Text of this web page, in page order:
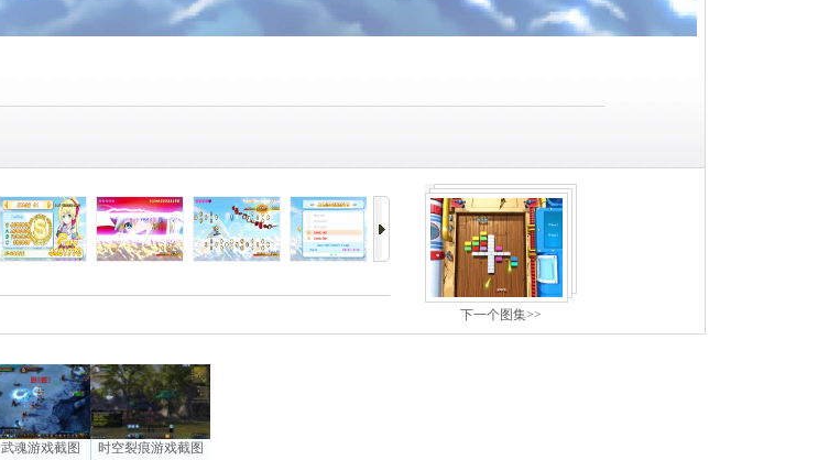
下一个图集>>
武魂游戏截图 时空裂痕游戏截图